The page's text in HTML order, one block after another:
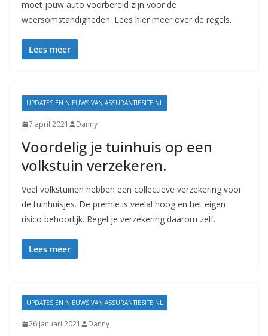
moet jouw auto voorbereid zijn voor de
weersomstandigheden. Lees hier meer over de regels.
Lees meer
UPDATES EN NIEUWS VAN ASSURANTIESITE.NL
7 april 2021 Danny
Voordelig je tuinhuis op een
volkstuin verzekeren.
Veel volkstuinen hebben een collectieve verzekering voor
de tuinhuisjes. De premie is veelal hoog en het eigen
risico behoorlijk. Regel je verzekering daarom zelf.
Lees meer
UPDATES EN NIEUWS VAN ASSURANTIESITE.NL
26 januari 2021 Danny